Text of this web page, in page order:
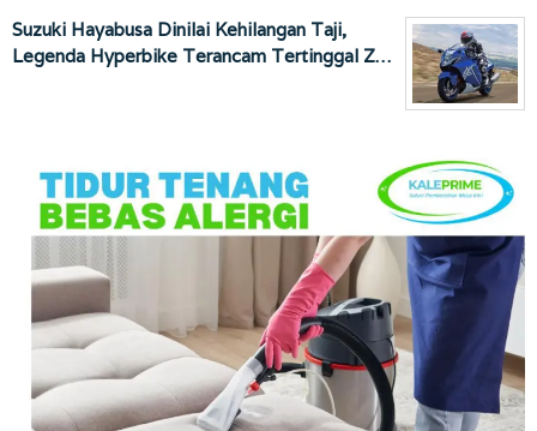
Suzuki Hayabusa Dinilai Kehilangan Taji,
Legenda Hyperbike Terancam Tertinggal Z…